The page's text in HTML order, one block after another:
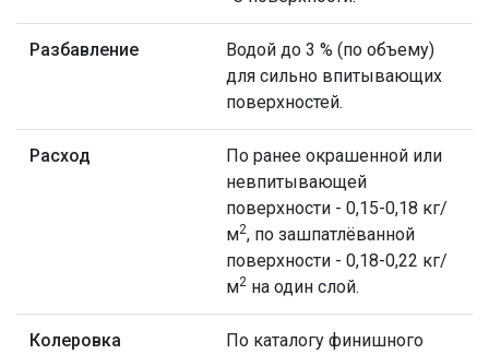
Разбавление
Водой до 3 % (по объему)
для сильно впитывающих
поверхностей.
Расход
По ранее окрашенной или
невпитывающей
поверхности - 0,15-0,18 кг/
м2, по зашпатлёванной
поверхности - 0,18-0,22 кг/
м2 на один слой.
Колеровка
По каталогу финишного